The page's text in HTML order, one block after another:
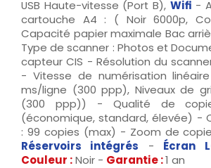
USB Haute-vitesse (Port B), Wifi -
cartouche A4 : ( Noir 6000p,
Capacité papier maximale Bac
Type de scanner : Photos et
capteur CIS - Résolution du
- Vitesse de numérisation
ms/ligne (300 ppp), Niveaux de
(300 ppp)) - Qualité de
(économique, standard, élevée) -
: 99 copies (max) - Zoom de
Réservoirs intégrés - Écran
Couleur :Noir - Garantie :1 an